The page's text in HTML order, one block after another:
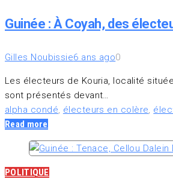
Guinée : À Coyah, des
Gilles Noubissie6 ans ago0
Les électeurs de Kouria, localité
sont présentés devant…
alpha condé, électeurs en colère,
Read more
POLITIQUE